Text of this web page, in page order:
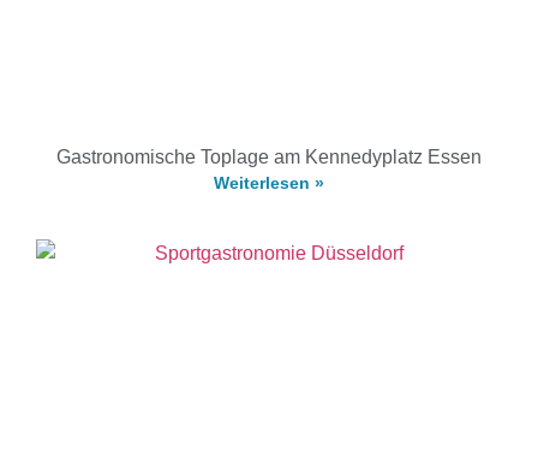
Gastronomische Toplage am Kennedyplatz Essen
Weiterlesen »